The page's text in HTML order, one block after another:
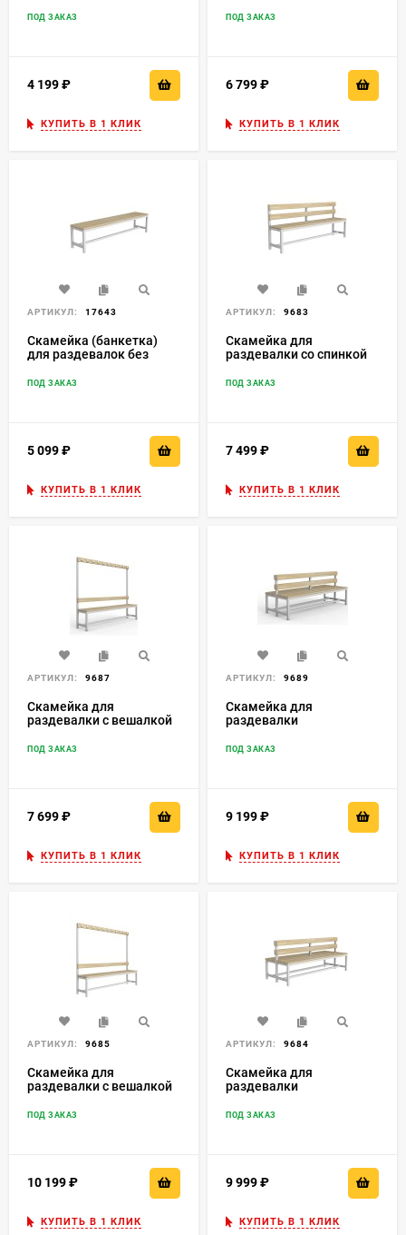
ПОД ЗАКАЗ
4 199
КУПИТЬ В 1 КЛИК
ПОД ЗАКАЗ
6 799
КУПИТЬ В 1 КЛИК
АРТИКУЛ: 17643
Скамейка (банкетка)
для раздевалок без
ПОД ЗАКАЗ
5 099
КУПИТЬ В 1 КЛИК
АРТИКУЛ: 9683
Скамейка для
раздевалки со спинкой
ПОД ЗАКАЗ
7 499
КУПИТЬ В 1 КЛИК
АРТИКУЛ: 9687
Скамейка для
раздевалки c вешалкой
ПОД ЗАКАЗ
7 699
КУПИТЬ В 1 КЛИК
АРТИКУЛ: 9689
Скамейка для
раздевалки
ПОД ЗАКАЗ
9 199
КУПИТЬ В 1 КЛИК
АРТИКУЛ: 9685
Скамейка для
раздевалки c вешалкой
разборная
ПОД ЗАКАЗ
10 199
КУПИТЬ В 1 КЛИК
АРТИКУЛ: 9684
Скамейка для
раздевалки
разборная
ПОД ЗАКАЗ
9 999
КУПИТЬ В 1 КЛИК